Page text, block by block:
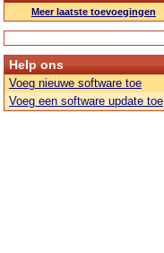
Meer laatste toevoegingen
Help ons
Voeg nieuwe software toe
Voeg een software update toe